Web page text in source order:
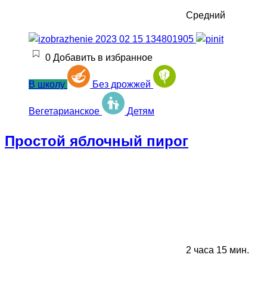
Средний
0 Добавить в избранное
В школу Без дрожжей
Вегетарианское Детям
Простой яблочный пирог
2 часа 15 мин.